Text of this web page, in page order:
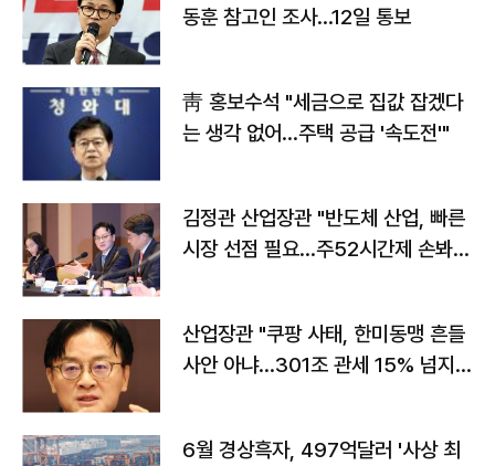
동훈 참고인 조사...12일 통보
靑 홍보수석 "세금으로 집값 잡겠다
는 생각 없어…주택 공급 '속도전'"
김정관 산업장관 "반도체 산업, 빠른
시장 선점 필요…주52시간제 손봐
산업장관 "쿠팡 사태, 한미동맹 흔들
사안 아냐…301조 관세 15% 넘지
6월 경상흑자, 497억달러 '사상 최